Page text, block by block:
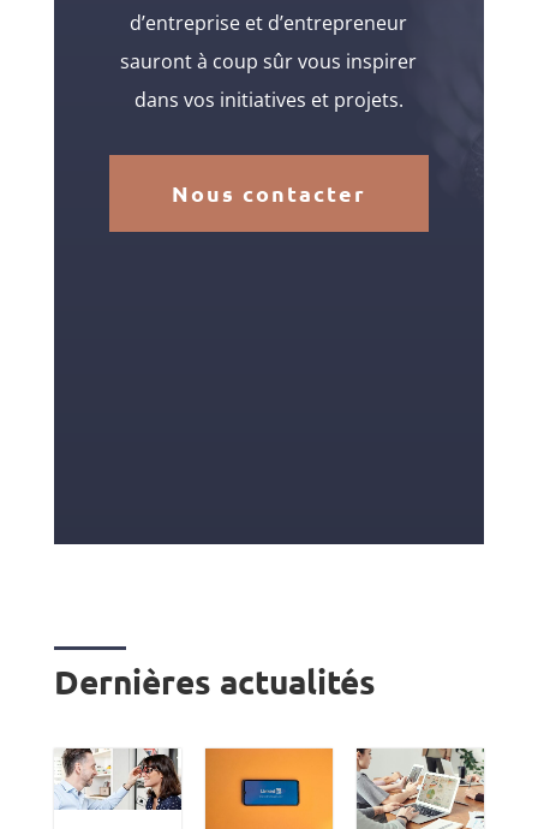
d’entreprise et d’entrepreneur
sauront à coup sûr vous inspirer
dans vos initiatives et projets.
Nous contacter
Dernières actualités